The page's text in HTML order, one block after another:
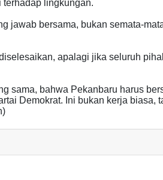
lingkungan.
jawab bersama, bukan semata-
apalagi jika seluruh
sama, bahwa Pekanbaru harus
Demokrat. Ini bukan kerja biasa,